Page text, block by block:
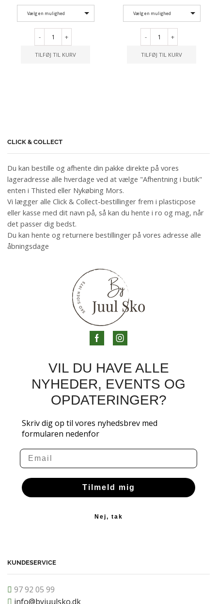
Vælg en mulighed
- +
TILFØJ TIL KURV
Vælg en mulighed
- +
TILFØJ TIL KURV
CLICK & COLLECT
Du kan bestille og afhente din pakke direkte på vores
lageradresse alle hverdage ved at vælge "Afhentning i butik"
enten i Thisted eller Nykøbing Mors.
Vi lægger alle Click & Collect-bestillinger frem i plasticpose
eller kasse med dit navn på, så kan du hente i ro og mag, når
det passer dig bedst.
Du kan hente og returnere bestillinger på vores adresse alle
åbningsdage
VIL DU HAVE ALLE
NYHEDER, EVENTS OG
OPDATERINGER?
Skriv dig op til vores nyhedsbrev med
formularen nedenfor
Email
Tilmeld mig
Nej, tak
KUNDESERVICE
97 92 05 99
info@byjuulsko.dk